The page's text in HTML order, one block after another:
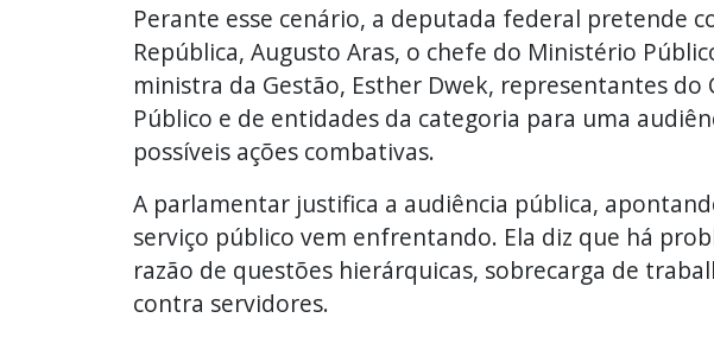
Perante esse cenário, a deputada federal pretende
República, Augusto Aras, o chefe do Ministério
ministra da Gestão, Esther Dwek, representantes
Público e de entidades da categoria para uma
possíveis ações combativas.
A parlamentar justifica a audiência pública,
serviço público vem enfrentando. Ela diz que há
razão de questões hierárquicas, sobrecarga de
contra servidores.